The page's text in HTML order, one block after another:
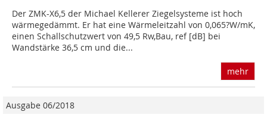
Der ZMK-X6,5 der Michael Kellerer Ziegelsysteme ist hoch
wärmegedämmt. Er hat eine Wärmeleitzahl von 0,065?W/mK,
einen Schallschutzwert von 49,5 Rw,Bau, ref [dB] bei
Wandstärke 36,5 cm und die...
mehr
Ausgabe 06/2018